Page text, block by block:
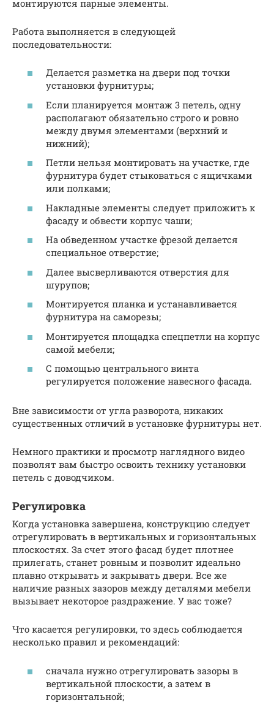
монтируются парные элементы.
Работа выполняется в следующей
последовательности:
Делается разметка на двери под точки
установки фурнитуры;
Если планируется монтаж 3 петель, одну
располагают обязательно строго и ровно
между двумя элементами (верхний и
нижний);
Петли нельзя монтировать на участке, где
фурнитура будет стыковаться с ящичками
или полками;
Накладные элементы следует приложить к
фасаду и обвести корпус чаши;
На обведенном участке фрезой делается
специальное отверстие;
Далее высверливаются отверстия для
шурупов;
Монтируется планка и устанавливается
фурнитура на саморезы;
Монтируется площадка спецпетли на корпус
самой мебели;
С помощью центрального винта
регулируется положение навесного фасада.
Вне зависимости от угла разворота, никаких
существенных отличий в установке фурнитуры нет.
Немного практики и просмотр наглядного видео
позволят вам быстро освоить технику установки
петель с доводчиком.
Регулировка
Когда установка завершена, конструкцию следует
отрегулировать в вертикальных и горизонтальных
плоскостях. За счет этого фасад будет плотнее
прилегать, станет ровным и позволит идеально
плавно открывать и закрывать двери. Все же
наличие разных зазоров между деталями мебели
вызывает некоторое раздражение. У вас тоже?
Что касается регулировки, то здесь соблюдается
несколько правил и рекомендаций:
сначала нужно отрегулировать зазоры в
вертикальной плоскости, а затем в
горизонтальной;